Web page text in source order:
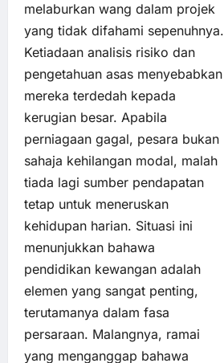
melaburkan wang dalam projek
yang tidak difahami sepenuhnya.
Ketiadaan analisis risiko dan
pengetahuan asas menyebabkan
mereka terdedah kepada
kerugian besar. Apabila
perniagaan gagal, pesara bukan
sahaja kehilangan modal, malah
tiada lagi sumber pendapatan
tetap untuk meneruskan
kehidupan harian. Situasi ini
menunjukkan bahawa
pendidikan kewangan adalah
elemen yang sangat penting,
terutamanya dalam fasa
persaraan. Malangnya, ramai
yang menganggap bahawa